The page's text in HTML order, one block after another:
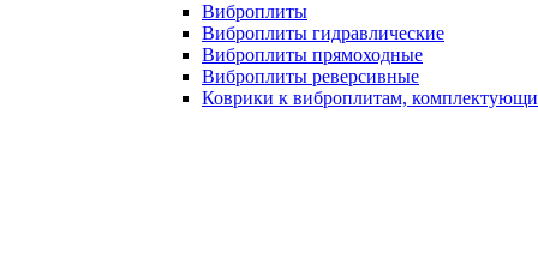
Виброплиты
Виброплиты гидравлические
Виброплиты прямоходные
Виброплиты реверсивные
Коврики к виброплитам,